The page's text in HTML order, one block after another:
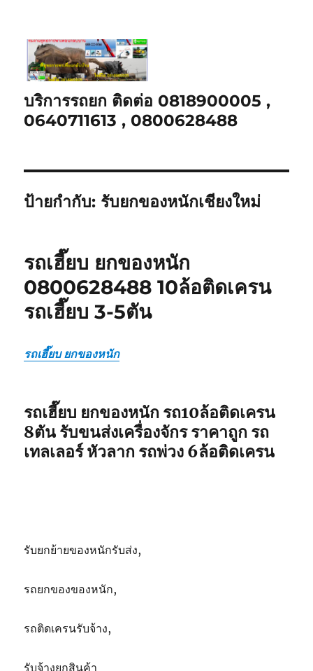
บริการรถยก ติดต่อ 0818900005 ,
0640711613 , 0800628488
ป้ายกำกับ: รับยกของหนักเชียงใหม่
รถเฮี๊ยบ ยกของหนัก
0800628488 10ล้อติดเครน
รถเฮี๊ยบ 3-5ตัน
รถเฮี๊ยบ ยกของหนัก
รถเฮี๊ยบ ยกของหนัก รถ10ล้อติดเครน
8ตัน รับขนส่งเครื่องจักร ราคาถูก รถ
เทลเลอร์ หัวลาก รถพ่วง 6ล้อติดเครน
รับยกย้ายของหนักรับส่ง,
รถยกของของหนัก,
รถติดเครนรับจ้าง,
รับจ้างยกสินค้า